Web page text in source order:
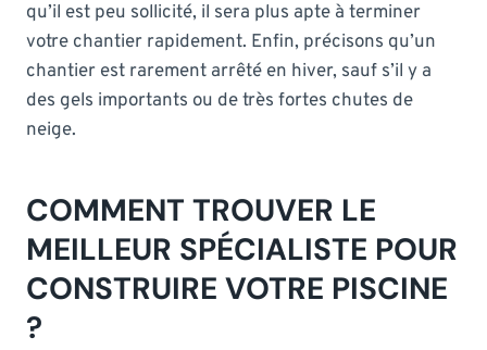
qu’il est peu sollicité, il sera plus apte à terminer
votre chantier rapidement. Enfin, précisons qu’un
chantier est rarement arrêté en hiver, sauf s’il y a
des gels importants ou de très fortes chutes de
neige.
COMMENT TROUVER LE
MEILLEUR SPÉCIALISTE POUR
CONSTRUIRE VOTRE PISCINE
?